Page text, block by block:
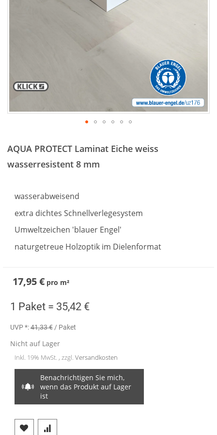
der
Bildergalerie
springen
AQUA PROTECT Laminat Eiche weiss
wasserresistent 8 mm
wasserabweisend
extra dichtes Schnellverlegesystem
Umweltzeichen 'blauer Engel'
naturgetreue Holzoptik im Dielenformat
17,95 € pro m²
1 Paket = 35,42 €
UVP *:41,33 €/ Paket
Nicht auf Lager
Inkl. 19% MwSt. , zzgl. Versandkosten
Benachrichtigen Sie mich,
wenn das Produkt auf Lager
ist